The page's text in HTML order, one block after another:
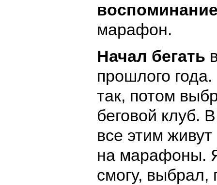
марафон.
Начал бегать
прошлого
так, потом
беговой клуб.
все этим живут
на марафоны.
смогу, выбрал,